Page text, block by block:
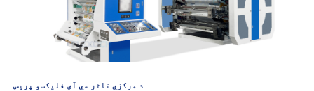
د مرکزي تاثر سي آی فلیکسو پریس